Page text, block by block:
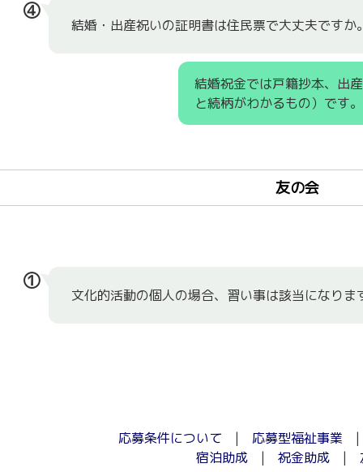
④
結婚・出産祝いの証明書は住民票で大丈夫ですか
結婚祝金では戸籍抄本、出
と続柄がわかるもの）です。
友の会
①
文化的活動の個人の場合、習い事は該当になりま
応募条件について | 応募型福祉事業
宿泊助成 |祝金助成 |